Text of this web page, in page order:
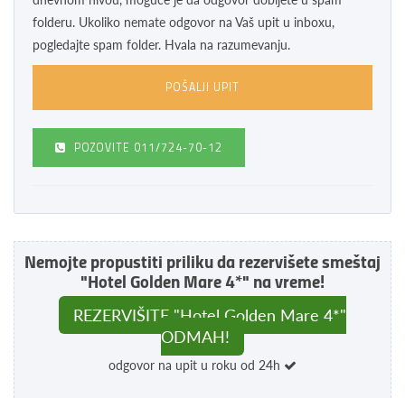
folderu. Ukoliko nemate odgovor na Vaš upit u inboxu,
pogledajte spam folder. Hvala na razumevanju.
POZOVITE 011/724-70-12
Nemojte propustiti priliku da rezervišete smeštaj
"Hotel Golden Mare 4*" na vreme!
REZERVIŠITE "Hotel Golden Mare 4*"
ODMAH!
odgovor na upit u roku od 24h